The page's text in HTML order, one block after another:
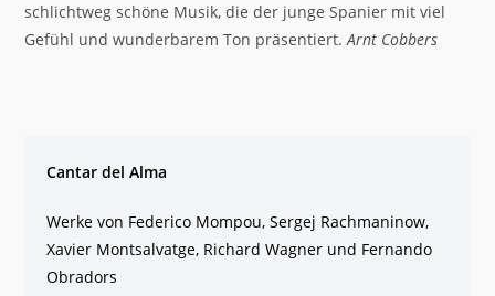
schlichtweg schöne Musik, die der junge Spanier mit viel
Gefühl und wunderbarem Ton präsentiert.Arnt Cobbers
Cantar del Alma
Werke von Federico Mompou, Sergej Rachmaninow,
Xavier Montsalvatge, Richard Wagner und Fernando
Obradors